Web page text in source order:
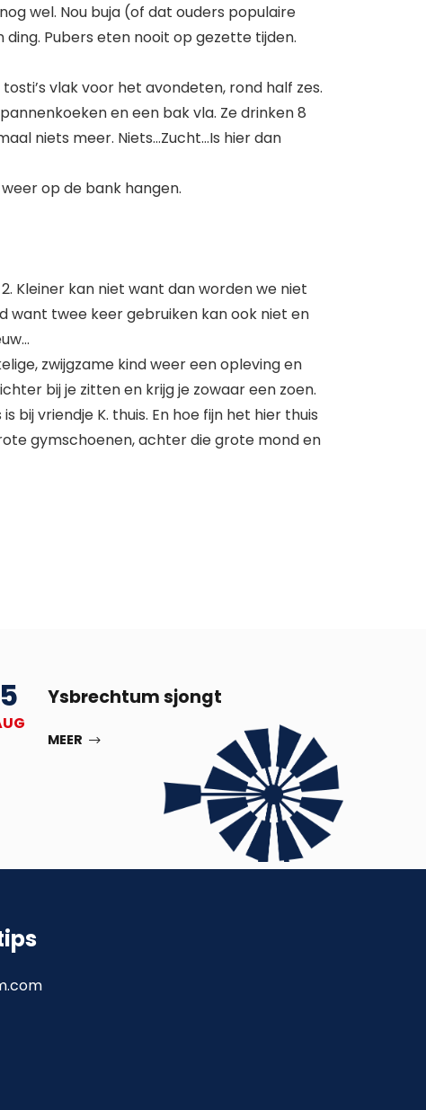
wel. Nou buja (of dat ouders populaire
Pubers eten nooit op gezette tijden.
vlak voor het avondeten, rond half zes.
en een bak vla. Ze drinken 8
niets meer. Niets…Zucht…Is hier dan
op de bank hangen.
Kleiner kan niet want dan worden we niet
want twee keer gebruiken kan ook niet en
zwijgzame kind weer een opleving en
bij je zitten en krijg je zowaar een zoen.
vriendje K. thuis. En hoe fijn het hier thuis
gymschoenen, achter die grote mond en
5 Ysbrechtum sjongt
MEER